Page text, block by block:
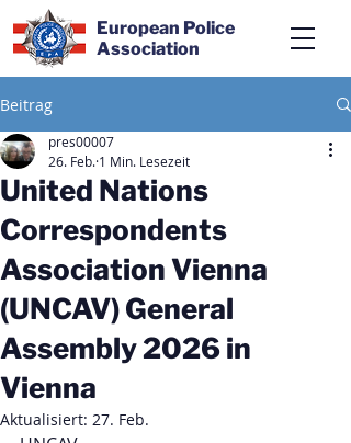
European Police
Association
Beitrag
United Nations
Correspondents
Association Vienna
(UNCAV) General
Assembly 2026 in
Vienna
pres00007
26. Feb. 1 Min. Lesezeit
Aktualisiert: 27. Feb.